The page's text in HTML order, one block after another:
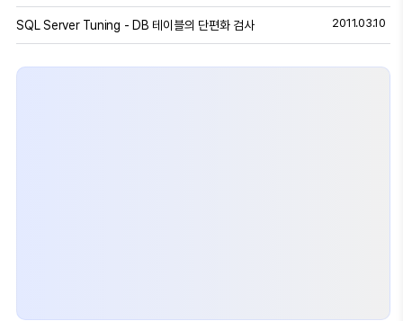
SQL Server Tuning - DB 테이블의 단편화 검사 2011.03.10